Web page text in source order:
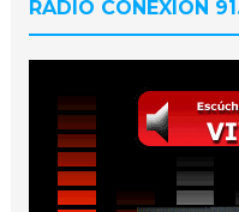
RADIO CONEXIÓN